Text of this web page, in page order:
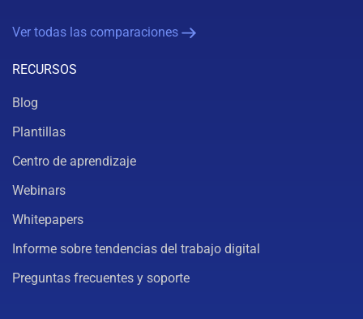
Ver todas las comparaciones
RECURSOS
Blog
Plantillas
Centro de aprendizaje
Webinars
Whitepapers
Informe sobre tendencias del trabajo digital
Preguntas frecuentes y soporte